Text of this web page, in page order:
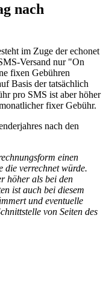
nach
im Zuge der echonet
Versand nur "On
fixen Gebühren
Basis der tatsächlich
pro SMS ist aber höher
fixer Gebühr.
nach den
einen
die verrechnet würde.
höher als bei den
ist auch bei diesem
und eventuelle
von Seiten des